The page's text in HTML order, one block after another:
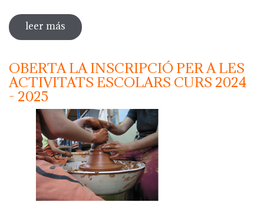
leer más sobre "festa del càntir"
OBERTA LA INSCRIPCIÓ PER A LES
ACTIVITATS ESCOLARS CURS 2024
- 2025